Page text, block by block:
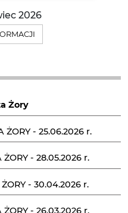
2026
Żory
ŻORY - 25.06.2026 r.
ŻORY - 28.05.2026 r.
- 30.04.2026 r.
ŻORY - 26.03.2026 r.